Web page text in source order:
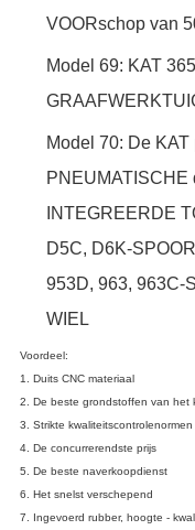
VOORschop van
Model 69: KAT
Model 70: De
PNEUMATISCHE
INTEGREERDE
D5C, D6K-
953D, 963, 963C-
WIEL
Voordeel:
1. Duits CNC materiaal
2. De beste grondstoffen van het
3. Strikte kwaliteitscontrolenormen
4. De concurrerendste prijs
5. De beste naverkoopdienst
6. Het snelst verschepend
7. Ingevoerd rubber, hoogte -